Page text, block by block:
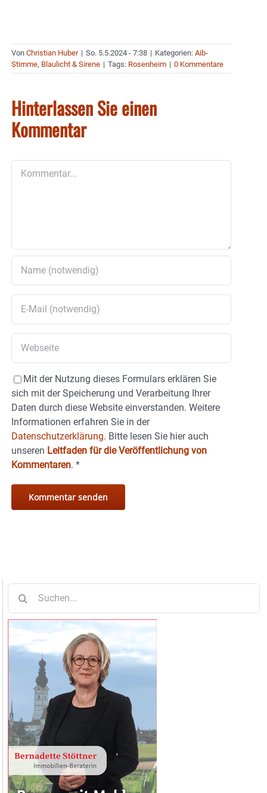
Von Christian Huber | So. 5.5.2024 - 7:38 | Kategorien: Aib-
Stimme, Blaulicht & Sirene | Tags: Rosenheim | 0 Kommentare
Hinterlassen Sie einen
Kommentar
Mit der Nutzung dieses Formulars erklären Sie
sich mit der Speicherung und Verarbeitung Ihrer
Daten durch diese Website einverstanden. Weitere
Informationen erfahren Sie in der
Datenschutzerklärung. Bitte lesen Sie hier auch
unseren Leitfaden für die Veröffentlichung von
Kommentaren. *
nach: